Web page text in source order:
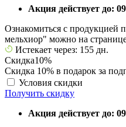
Акция действует до:
Ознакомиться с продукцией
мельхиор" можно на
Истекает через: 155 дн.
Скидка10%
Скидка 10% в подарок за
Условия скидки
Получить скидку
Акция действует до: